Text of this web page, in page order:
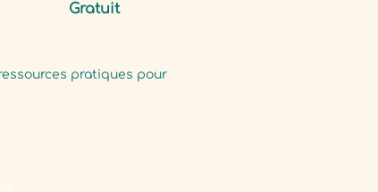
Gratuit
pratiques pour